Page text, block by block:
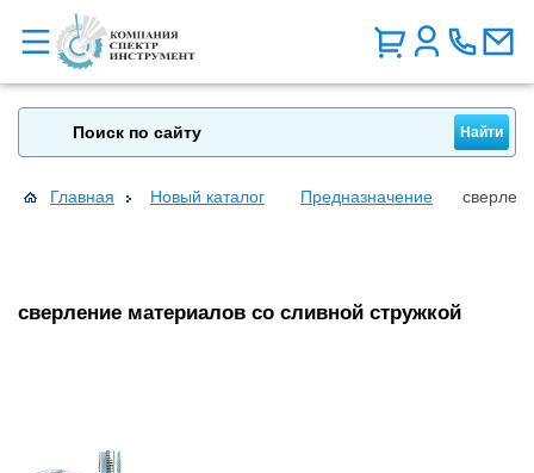
Главная Новый каталог Предназначение
сверление материалов со сливной стружкой